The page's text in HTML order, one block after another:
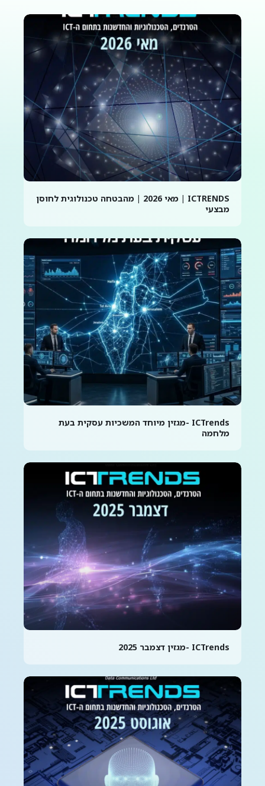
ICTRENDS | מאי 2026 | מהבטחה טכנולוגית לחוסן
מבצעי
ICTrends -מגזין מיוחד המשכיות עסקית בעת
מלחמה
ICTrends -מגזין דצמבר 2025